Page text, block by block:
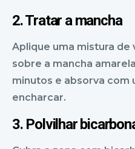
2. Tratar a mancha
Aplique uma mistura de
sobre a mancha
minutos e absorva com
encharcar.
3. Polvilhar